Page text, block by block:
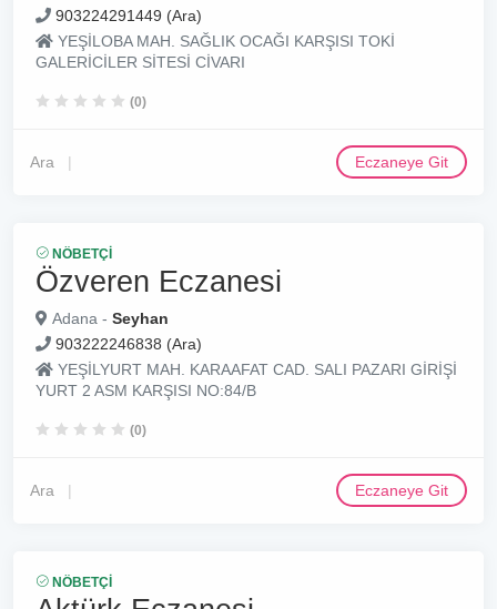
903224291449 (Ara)
YEŞİLOBA MAH. SAĞLIK OCAĞI KARŞISI TOKİ
GALERİCİLER SİTESİ CİVARI
(0)
Ara Eczaneye Git
NÖBETÇI
Özveren Eczanesi
Adana - Seyhan
903222246838 (Ara)
YEŞİLYURT MAH. KARAAFAT CAD. SALI PAZARI GİRİŞİ
YURT 2 ASM KARŞISI NO:84/B
(0)
Ara Eczaneye Git
NÖBETÇI